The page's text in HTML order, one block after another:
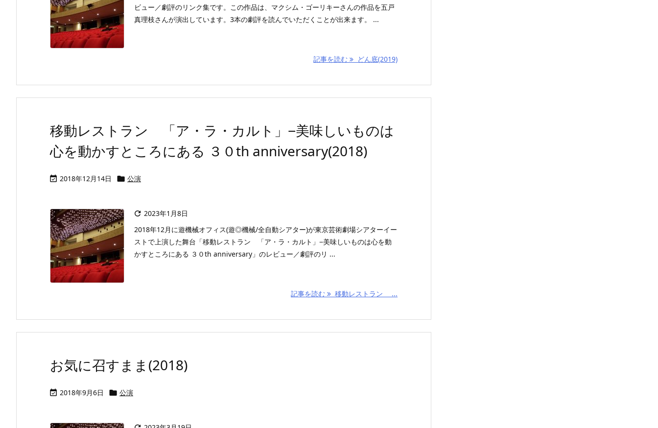
ビュー／劇評のリンク集です。この作品は、マクシム・ゴーリキーさんの作品を五戸
真理枝さんが演出しています。3本の劇評を読んでいただくことが出来ます。 ...
記事を読む どん底(2019)
移動レストラン 「ア・ラ・カルト」−美味しいものは
心を動かすところにある ３０th anniversary(2018)
 2018年12月14日  公演
 2023年1月8日
2018年12月に遊機械オフィス(遊◎機械/全自動シアター)が東京芸術劇場シアターイー
ストで上演した舞台「移動レストラン 「ア・ラ・カルト」−美味しいものは心を動
かすところにある ３０th anniversary」のレビュー／劇評のリ ...
記事を読む 移動レストラン ...
お気に召すまま(2018)
 2018年9月6日  公演